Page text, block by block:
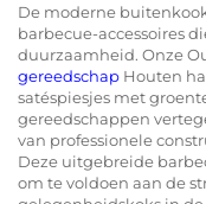
De moderne
barbecue-accessoires
duurzaamheid. Onze
gereedschap Houten
satéspiesjes met
gereedschappen
van professionele
Deze uitgebreide
om te voldoen aan de